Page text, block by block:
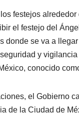
festejos
el festejo del
donde se va a
y
conocido
el Gobierno
de la Ciudad de